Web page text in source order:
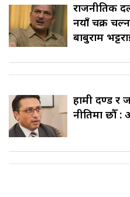
राजनीतिक
नयाँ चक्र
बाबुराम
हामी दण्ड र
नीतिमा छौँ :